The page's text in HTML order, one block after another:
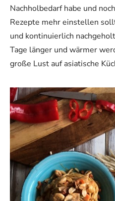
Nachholbedarf habe und
Rezepte mehr einstellen
und kontinuierlich
Tage länger und wärmer
große Lust auf asiatische